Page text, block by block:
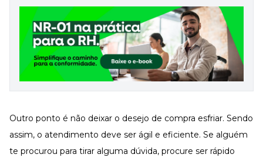
Outro ponto é não deixar o desejo de compra esfriar. Sendo
assim, o atendimento deve ser ágil e eficiente. Se alguém
te procurou para tirar alguma dúvida, procure ser rápido